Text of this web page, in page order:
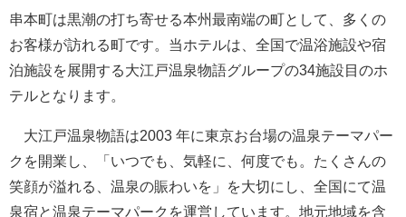
串本町は黒潮の打ち寄せる本州最南端の町として、多くの
お客様が訪れる町です。当ホテルは、全国で温浴施設や宿
泊施設を展開する大江戸温泉物語グループの34施設目のホ
テルとなります。
大江戸温泉物語は2003 年に東京お台場の温泉テーマパー
クを開業し、「いつでも、気軽に、何度でも。たくさんの
笑顔が溢れる、温泉の賑わいを」を大切にし、全国にて温
泉宿と温泉テーマパークを運営しています。地元地域を含